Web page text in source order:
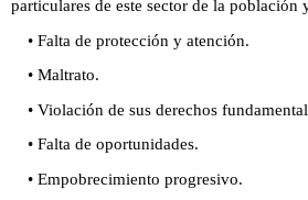
particulares de este sector de la
• Falta de protección y atención.
• Maltrato.
• Violación de sus derechos
• Falta de oportunidades.
• Empobrecimiento progresivo.